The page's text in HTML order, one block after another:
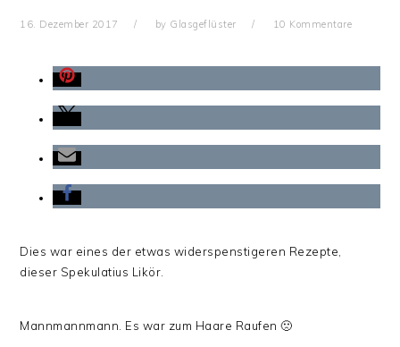
16. Dezember 2017 by Glasgeflüster 10 Kommentare
Dies war eines der etwas widerspenstigeren Rezepte,
dieser Spekulatius Likör.
Mannmannmann. Es war zum Haare Raufen 🙁